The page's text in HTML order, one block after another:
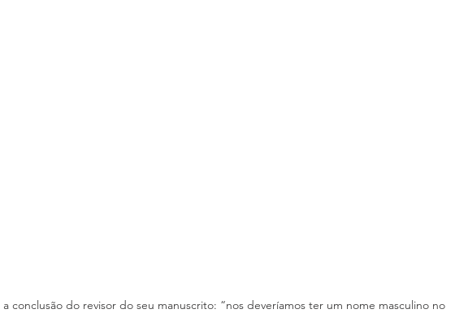
conclusão do revisor do seu manuscrito: “nos deveríamos ter um nome masculino no